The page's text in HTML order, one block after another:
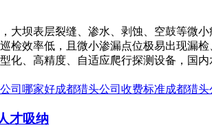
大坝表层裂缝、渗水、剥蚀、空鼓等微
检效率低，且微小渗漏点位极易出现漏
化、高精度、自适应爬行探测设备，国
司哪家好成都猎头公司收费标准成都猎头
才吸纳